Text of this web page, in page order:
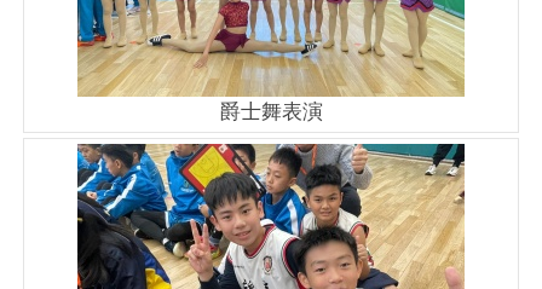
爵士舞表演